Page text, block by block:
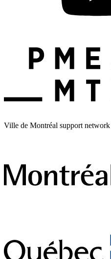
Ville de Montréal support network